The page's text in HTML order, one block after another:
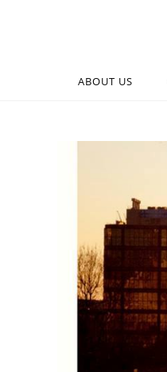
ABOUT US